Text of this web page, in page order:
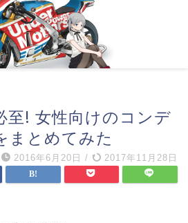
至! 女性向けのコンデ
まとめてみた
2016年6月20日 / 2017年11月28日